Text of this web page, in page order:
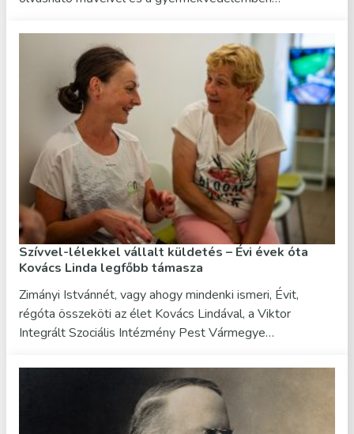
Szívvel-lélekkel vállalt küldetés – Évi évek óta
Kovács Linda legfőbb támasza
Zimányi Istvánnét, vagy ahogy mindenki ismeri, Évit,
régóta összeköti az élet Kovács Lindával, a Viktor
Integrált Szociális Intézmény Pest Vármegye…